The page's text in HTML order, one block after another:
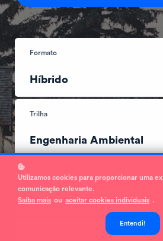
Formato
Híbrido
Trilha
Engenharia Ambiental
Autores
Palestrantes convidados
Utilizamos cookies para proporcionar uma
comunicação relevante.
Saiba mais ou aceitar cookies individuais .
Entendi!